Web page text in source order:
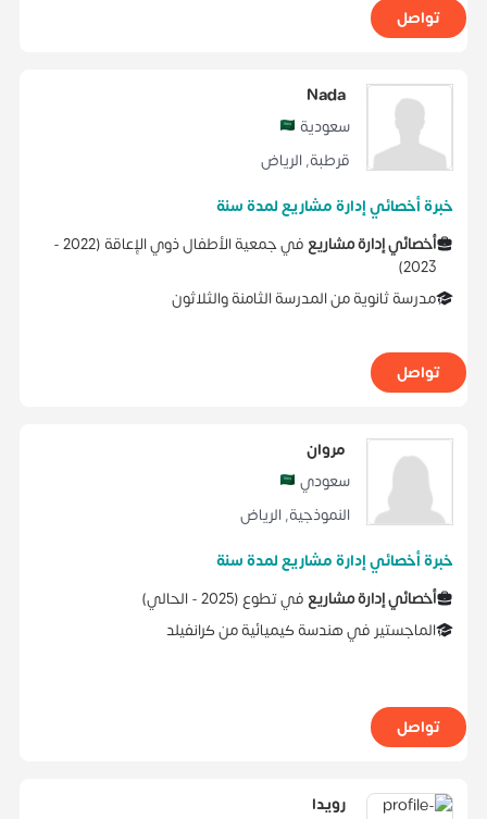
تواصل
Nada
سعودية
قرطبة, الرياض
خبرة أخصائي إدارة مشاريع لمدة سنة
أخصائي إدارة مشاريع فيجمعية الأطفال ذوي الإعاقة(
2022 -
2023
)
مدرسة ثانويةمنالمدرسة الثامنة والثلاثون
تواصل
مروان
سعودي
النموذجية, الرياض
خبرة أخصائي إدارة مشاريع لمدة سنة
أخصائي إدارة مشاريع فيتطوع(
2025 - الحالي)
الماجستير فيهندسة كيميائيةمنكرانفيلد
تواصل
رويدا